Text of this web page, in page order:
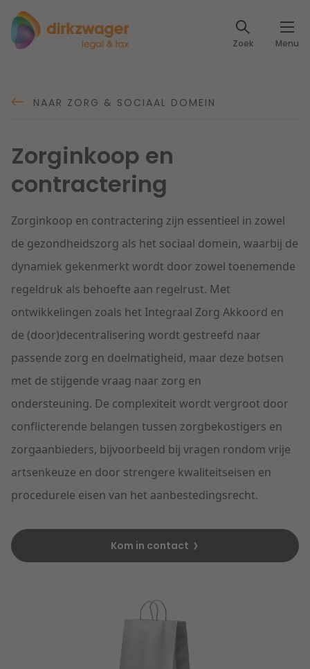
Zoek Menu
Expertises
Banking & Finance
Fiscaal
Arbeid & Pensioen
IT & Privacy
IE & Innovatie
Herstructurering & Insolventie
Energie
Zorg & Sociaal domein
Vastgoed
Aanbesteding & Mededinging
Aansprakelijkheid & Verzekering
Dichtbij de energietransitie
Lees meer
Dichtbij een toekomstbestendige zorg
Lees meer
Dichtbij de kansen en uitdagingen in de
woningbouw
Lees meer
Kennis
Klantcases
Events
Specialisten
Over ons
Over Dirkzwager
Internationale partners
Nieuws
Werken bij
Contact
Nederlands
English
NAAR ZORG & SOCIAAL DOMEIN
Zorginkoop en
contractering
Zorginkoop en contractering zijn essentieel in zowel
de gezondheidszorg als het sociaal domein, waarbij de
dynamiek gekenmerkt wordt door zowel toenemende
regeldruk als behoefte aan regelrust. Met
ontwikkelingen zoals het Integraal Zorg Akkoord en
de (door)decentralisering wordt gestreefd naar
passende zorg en doelmatigheid, maar deze botsen
met de stijgende vraag naar zorg en
ondersteuning. De complexiteit wordt vergroot door
conflicterende belangen tussen zorgbekostigers en
zorgaanbieders, bijvoorbeeld bij vragen rondom vrije
artsenkeuze en door strengere kwaliteitseisen en
procedurele eisen van het aanbestedingsrecht.
Kom in contact